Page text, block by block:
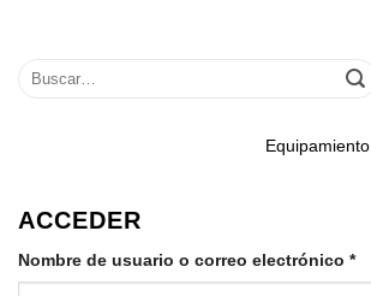
contenido
Buscar
Equipamiento
ACCEDER
Nombre de usuario o correo electrónico *